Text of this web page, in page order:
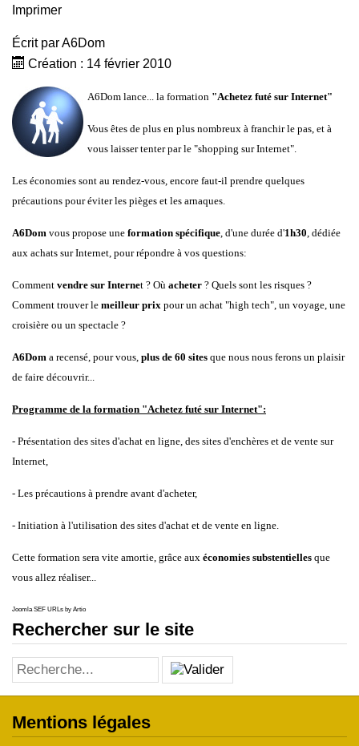
Imprimer
Écrit parA6Dom
Création : 14 février 2010
A6Dom lance... la formation "Achetez futé sur Internet"
Vous êtes de plus en plus nombreux à franchir le pas, et à
vous laisser tenter par le "shopping sur Internet".
Les économies sont au rendez-vous, encore faut-il prendre quelques
précautions pour éviter les pièges et les arnaques.
A6Dom vous propose une formation spécifique, d'une durée d'1h30, dédiée
aux achats sur Internet, pour répondre à vos questions:
Comment vendre sur Internet ? Où acheter ? Quels sont les risques ?
Comment trouver le meilleur prix pour un achat "high tech", un voyage, une
croisière ou un spectacle ?
A6Dom a recensé, pour vous, plus de 60 sites que nous nous ferons un plaisir
de faire découvrir...
Programme de la formation "Achetez futé sur Internet":
- Présentation des sites d'achat en ligne, des sites d'enchères et de vente sur
Internet,
- Les précautions à prendre avant d'acheter,
- Initiation à l'utilisation des sites d'achat et de vente en ligne.
Cette formation sera vite amortie, grâce aux économies substentielles que
vous allez réaliser...
Joomla SEF URLs by Artio
Rechercher sur le site
Mentions légales